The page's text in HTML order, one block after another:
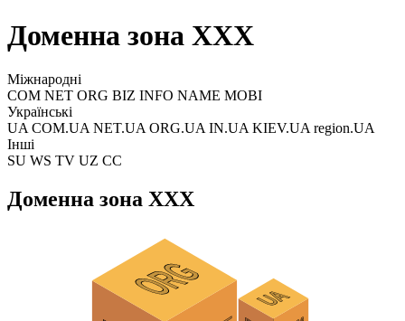
Доменна зона XXX
Міжнародні
COM NET ORG BIZ INFO NAME MOBI
Українські
UA COM.UA NET.UA ORG.UA IN.UA KIEV.UA region.UA
Інші
SU WS TV UZ CC
Доменна зона XXX